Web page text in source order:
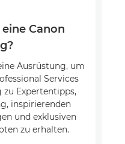
Canon
Ausrüstung, um
Services
zu Expertentipps,
inspirierenden
und exklusiven
zu erhalten.